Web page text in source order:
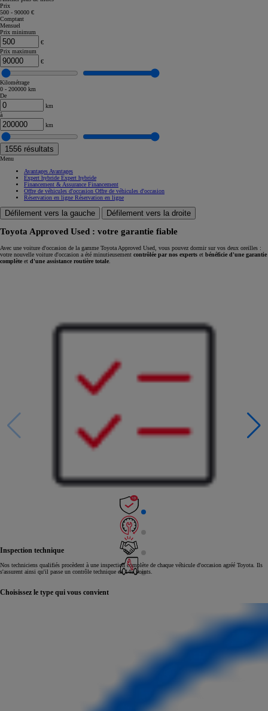
Prix
500 - 90000 €
Comptant
Mensuel
Prix minimum
€
Prix maximum
€
Kilométrage
0 - 200000 km
De
km
à
km
1556 résultats
Menu
Avantages Avantages
Expert hybride Expert hybride
Financement & Assurance Financement
Offre de véhicules d'occasion Offre de véhicules d'occasion
Réservation en ligne Réservation en ligne
Défilement vers la gauche Défilement vers la droite
Toyota Approved Used : votre garantie fiable
Avec une voiture d'occasion de la gamme Toyota Approved Used, vous pouvez dormir sur vos deux oreilles :
votre nouvelle voiture d'occasion a été minutieusement contrôlée par nos experts et bénéficie d'une garantie
complète et d'une assistance routière totale
Inspection technique
Nos techniciens qualifiés procèdent à une inspection complète de chaque véhicule d'occasion agréé Toyota. Ils
s'assurent ainsi qu'il passe un contrôle technique en 145 points.
Choisissez le type qui vous convient